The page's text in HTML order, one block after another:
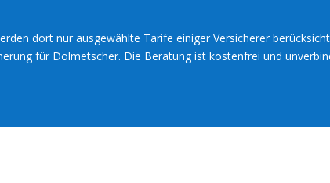
dort nur ausgewählte Tarife einiger Versicherer
für Dolmetscher. Die Beratung ist kostenfrei und